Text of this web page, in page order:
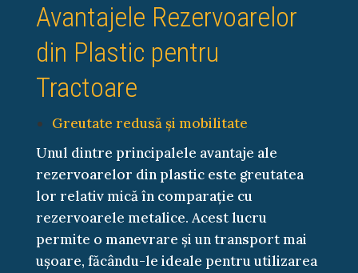
Avantajele Rezervoarelor
din Plastic pentru
Tractoare
Greutate redusă și mobilitate
Unul dintre principalele avantaje ale
rezervoarelor din plastic este greutatea
lor relativ mică în comparație cu
rezervoarele metalice. Acest lucru
permite o manevrare și un transport mai
ușoare, făcându-le ideale pentru utilizarea